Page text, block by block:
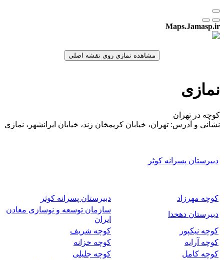
Maps.Jamasp.ir
نمازی
کوچه در تهران
نشانی و آدرس: تهران، خیابان کریمخان زند، خیابان ایرانشهر، نمازی
دبیرستان پسرانه کوثر
کوچه مهرزاد
دبیرستان پسرانه کوثر
دبیرستان دهخدا
سازمان توسعه و نوسازی معادن
ایران
کوچه نیکپور
کوچه شریف
کوچه آرایه
کوچه خزانه
کوچه کامل
کوچه جلیلی